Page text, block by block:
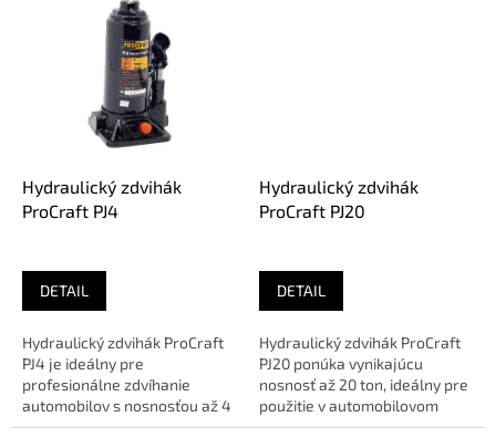
Hydraulický zdvihák
ProCraft PJ4
DETAIL
Hydraulický zdvihák ProCraft
PJ4 je ideálny pre
profesionálne zdvíhanie
automobilov s nosnosťou až 4
tony a maximálnou výškou
Hydraulický zdvihák
ProCraft PJ20
DETAIL
Hydraulický zdvihák ProCraft
PJ20 ponúka vynikajúcu
nosnosť až 20 ton, ideálny pre
použitie v automobilovom
priemysle a stavebníctve....